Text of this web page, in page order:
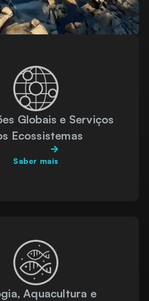
Globais e Serviços
Ecossistemas
Saber mais
Aquacultura e